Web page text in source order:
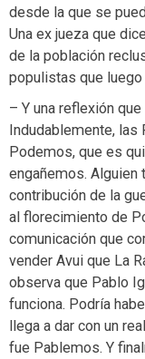
desde la que se
Una ex jueza que
de la población
populistas que
– Y una reflexión
Indudablemente, las
Podemos, que es
engañemos. Alguien
contribución de la
al florecimiento de
comunicación que
vender Avui que La
observa que Pablo
funciona. Podría
llega a dar con un
fue Pablemos. Y